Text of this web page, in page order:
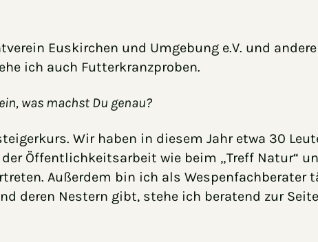
Euskirchen und Umgebung e.V. und
ich auch Futterkranzproben.
was machst Du genau?
Wir haben in diesem Jahr etwa 30
Öffentlichkeitsarbeit wie beim „Treff Natur“
Außerdem bin ich als Wespenfachberater
deren Nestern gibt, stehe ich beratend zur